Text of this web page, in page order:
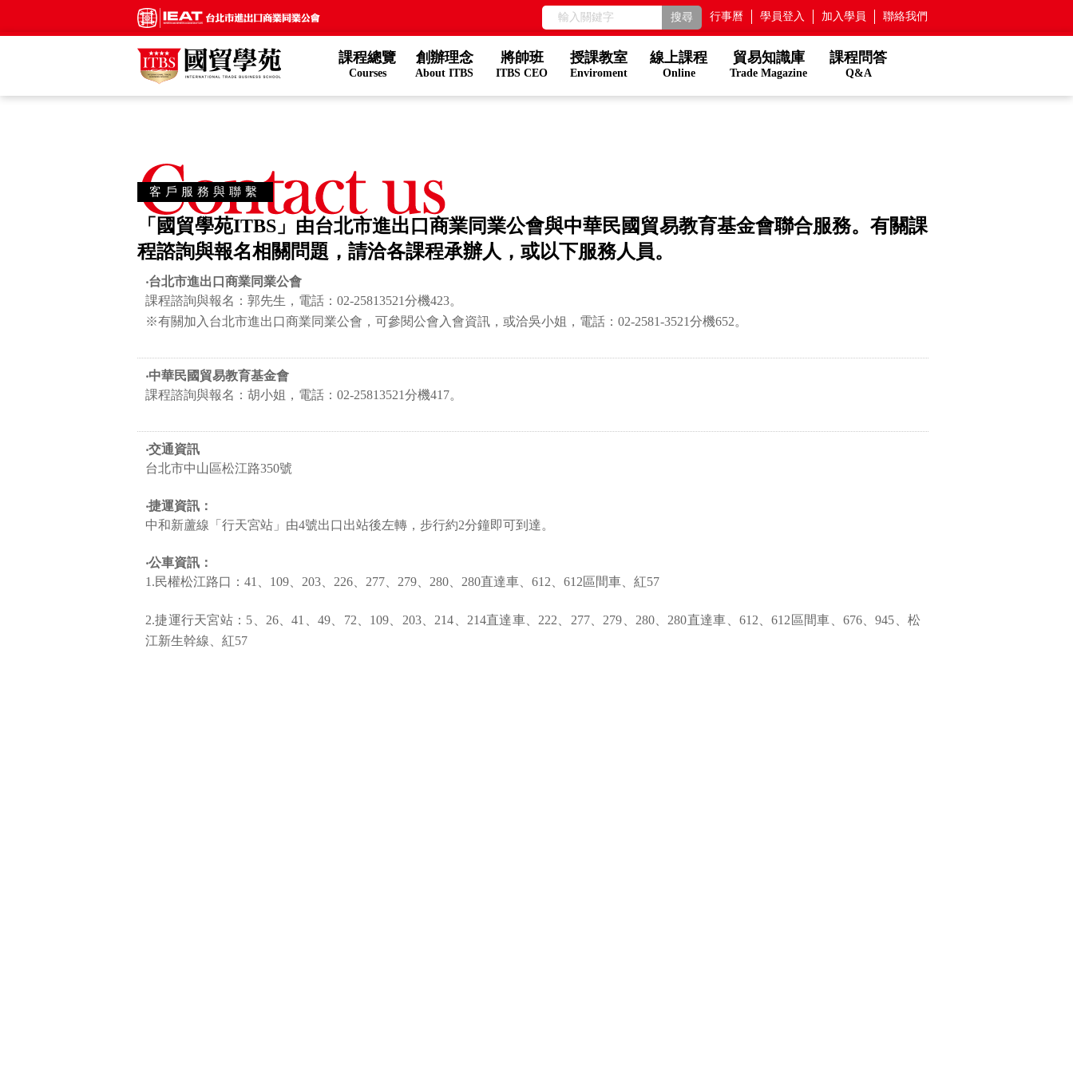
行事曆 學員登入 加入學員 聯絡我們
課程總覽
Courses
創辦理念
About ITBS
將帥班
ITBS CEO
授課教室
Enviroment
線上課程
Online
貿易知識庫
Trade Magazine
課程問答
Q&A
客戶服務與聯繫
「國貿學苑ITBS」由台北市進出口商業同業公會與中華民國貿易教育基金會聯合服務。有關課
程諮詢與報名相關問題，請洽各課程承辦人，或以下服務人員。
‧台北市進出口商業同業公會
課程諮詢與報名：郭先生，電話：02-25813521分機423。
※有關加入台北市進出口商業同業公會，可參閱公會 入會資訊 ，或洽吳小姐，電話：02-2581-3521分機652。
‧中華民國貿易教育基金會
課程諮詢與報名：胡小姐，電話：02-25813521分機417。
‧交通資訊
台北市中山區松江路350號
‧捷運資訊：
中和新蘆線「行天宮站」由4號出口出站後左轉，步行約2分鐘即可到達。
‧公車資訊：
1.民權松江路口：41、109、203、226、277、279、280、280直達車、612、612區間車、紅57
2.捷運行天宮站：5、26、41、49、72、109、203、214、214直達車、222、277、279、280、280直達車、612、612區間車、676、945、松
江新生幹線、紅57